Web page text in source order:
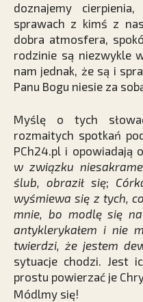
doznajemy
sprawach z kimś z
dobra atmosfera,
rodzinie są niezwykle
nam jednak, że są i
Panu Bogu niesie za
Myślę o tych
rozmaitych spotkań
PCh24.pl i opowiadają
w związku
ślub, obraził się;
wyśmiewa się z tych,
mnie, bo modlę się
antyklerykałem i nie
twierdzi, że jestem
sytuacje chodzi. Jest
prostu powierzać je
Módlmy się!